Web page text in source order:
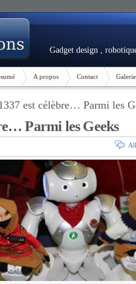
Gadget design ,
A propos Contact
est célèbre… Parmi les
Parmi les Geeks